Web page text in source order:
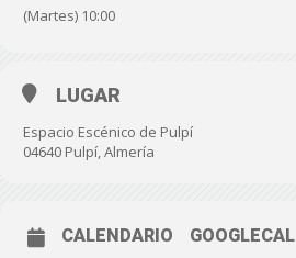
(Martes) 10:00
LUGAR
Espacio Escénico de Pulpí
04640 Pulpí, Almería
CALENDARIO GOOGLECAL